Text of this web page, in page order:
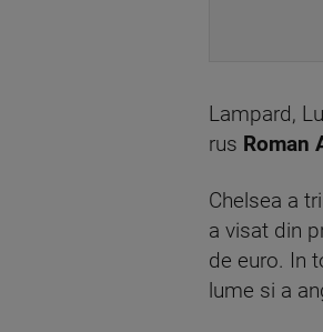
Lampard,
rus Roman
Chelsea a
a visat din
de euro. In
lume si a